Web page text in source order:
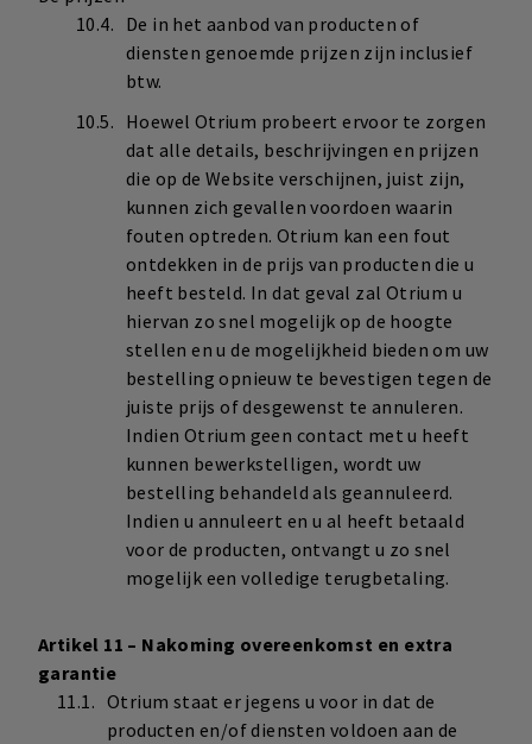
De in het aanbod van producten of
diensten genoemde prijzen zijn inclusief
btw.
Hoewel Otrium probeert ervoor te zorgen
dat alle details, beschrijvingen en prijzen
die op de Website verschijnen, juist zijn,
kunnen zich gevallen voordoen waarin
fouten optreden. Otrium kan een fout
ontdekken in de prijs van producten die u
heeft besteld. In dat geval zal Otrium u
hiervan zo snel mogelijk op de hoogte
stellen en u de mogelijkheid bieden om uw
bestelling opnieuw te bevestigen tegen de
juiste prijs of desgewenst te annuleren.
Indien Otrium geen contact met u heeft
kunnen bewerkstelligen, wordt uw
bestelling behandeld als geannuleerd.
Indien u annuleert en u al heeft betaald
voor de producten, ontvangt u zo snel
mogelijk een volledige terugbetaling.
Artikel 11 – Nakoming overeenkomst en extra
garantie
Otrium staat er jegens u voor in dat de
producten en/of diensten voldoen aan de